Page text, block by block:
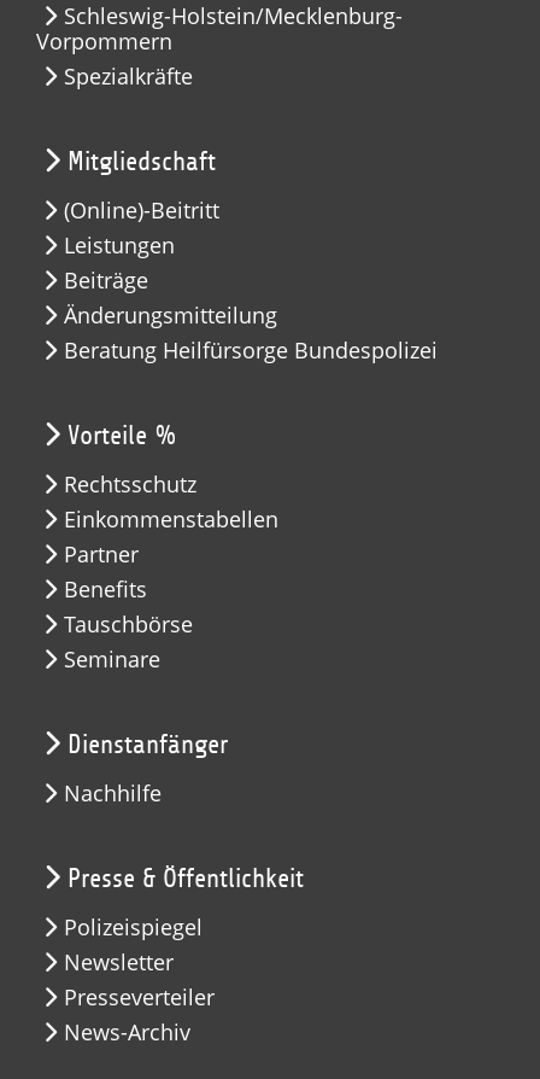
Schleswig-Holstein/Mecklenburg-
Vorpommern
Spezialkräfte
Mitgliedschaft
(Online)-Beitritt
Leistungen
Beiträge
Änderungsmitteilung
Beratung Heilfürsorge Bundespolizei
Vorteile %
Rechtsschutz
Einkommenstabellen
Partner
Benefits
Tauschbörse
Seminare
Dienstanfänger
Nachhilfe
Presse & Öffentlichkeit
Polizeispiegel
Newsletter
Presseverteiler
News-Archiv